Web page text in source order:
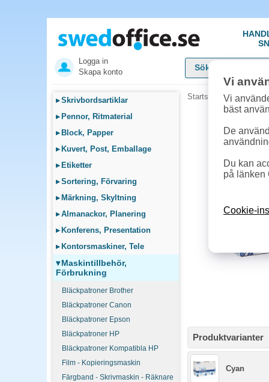
Logga in
Skapa konto
▸Skrivbordsartiklar
▸ Pennor, Ritmaterial
▸ Block, Papper
▸ Kuvert, Post, Emballage
▸ Etiketter
▸Sortering, Förvaring
▸ Märkning, Skyltning
▸Almanackor, Planering
▸ Konferens, Presentation
▸ Kontorsmaskiner, Tele
▾Maskintillbehör,
Förbrukning
Bläckpatroner Brother
Bläckpatroner Canon
Bläckpatroner Epson
Bläckpatroner HP
Bläckpatroner Kompatibla HP
Film - Kopieringsmaskin
Färgband - Skrivmaskin - Räknare
Startsida »
Produktvarianter
Cyan
Vi
Vi
bäst
De
Du kan
på länken
Cookie-